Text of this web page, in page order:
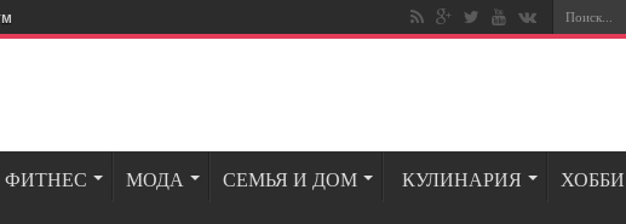
ФИТНЕС МОДА СЕМЬЯ И ДОМ КУЛИНАРИЯ ХОББИ